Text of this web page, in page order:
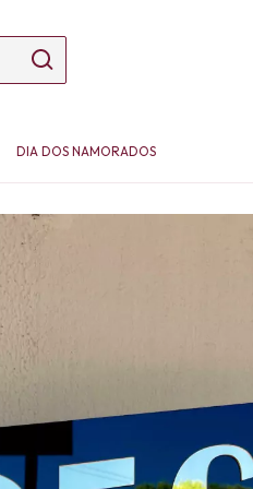
DIA DOS NAMORADOS